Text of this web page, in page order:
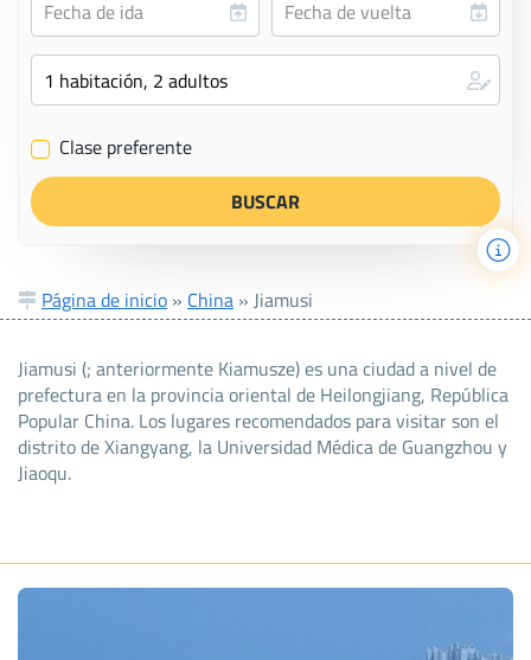
✔ Clase preferente
Página de inicio » China » Jiamusi
Jiamusi (; anteriormente Kiamusze) es una ciudad a nivel de
prefectura en la provincia oriental de Heilongjiang, República
Popular China. Los lugares recomendados para visitar son el
distrito de Xiangyang, la Universidad Médica de Guangzhou y
Jiaoqu.